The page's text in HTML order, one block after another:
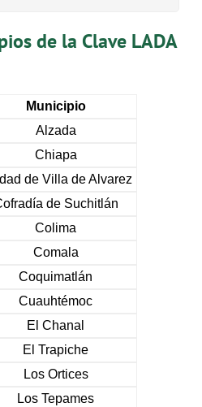
de la Clave LADA
Municipio
Alzada
Chiapa
de Villa de Alvarez
de Suchitlán
Colima
Comala
Coquimatlán
Cuauhtémoc
El Chanal
El Trapiche
Los Ortices
Los Tepames